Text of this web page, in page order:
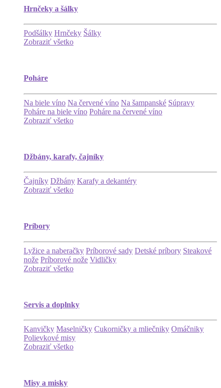
Hrnčeky a šálky
Podšálky Hrnčeky Šálky
Zobraziť všetko
Poháre
Na biele víno Na červené víno Na šampanské Súpravy
Poháre na biele víno Poháre na červené víno
Zobraziť všetko
Džbány, karafy, čajníky
Čajníky Džbány Karafy a dekantéry
Zobraziť všetko
Príbory
Lyžice a naberačky Príborové sady Detské príbory Steakové
nože Príborové nože Vidličky
Zobraziť všetko
Servis a doplnky
Kanvičky Maselničky Cukorničky a mliečniky Omáčniky
Polievkové misy
Zobraziť všetko
Misy a misky